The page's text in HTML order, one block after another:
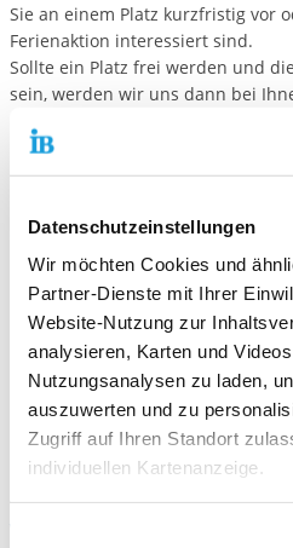
Datenschutzeinstellungen
Wir möchten Cookies und
Partner-Dienste mit Ihrer
Website-Nutzung zur
analysieren, Karten und
Nutzungsanalysen zu laden,
auszuwerten und zu
Zugriff auf Ihren Standort
individuellen Kartenanzeige.
Sie an einem Platz kurzfristig vor
Ferienaktion interessiert sind.
Sollte ein Platz frei werden und
sein, werden wir uns dann bei
Herbstferienwoche mit
05.10.2026 - 09.10.2026
Spiel und Spaß in- und outdoor
Große und kleine Ausflüge
Kreative Aktionen wie Töpfern,
Anmeldestart:September 2026
zum Download
Sommerspecials für